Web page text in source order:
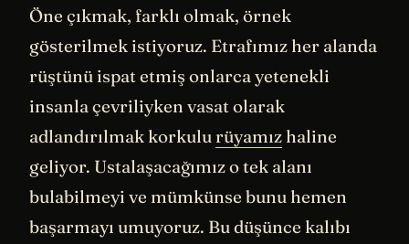
Öne çıkmak, farklı olmak, örnek
gösterilmek istiyoruz. Etrafımız her alanda
rüştünü ispat etmiş onlarca yetenekli
insanla çevriliyken vasat olarak
adlandırılmak korkulu rüyamız haline
geliyor. Ustalaşacağımız o tek alanı
bulabilmeyi ve mümkünse bunu hemen
başarmayı umuyoruz. Bu düşünce kalıbı